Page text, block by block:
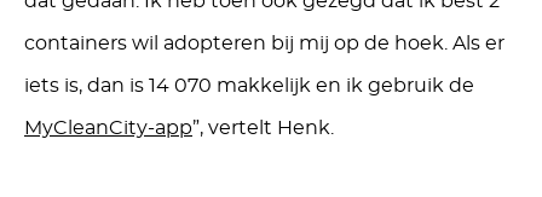
containers wil adopteren bij mij op de hoek. Als er
iets is, dan is 14 070 makkelijk en ik gebruik de
MyCleanCity-app”, vertelt Henk.